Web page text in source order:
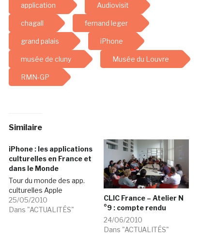
application Audiovisit
chagall fernand leger
grand palais iPhone
musée de cluny Musée du Louvre
RMN-GP
Similaire
iPhone : les applications
culturelles en France et
dans le Monde
Tour du monde des app.
culturelles Apple
25/05/2010
Dans "ACTUALITÉS"
CLIC France – Atelier N
°9 : compte rendu
24/06/2010
Dans "ACTUALITÉS"